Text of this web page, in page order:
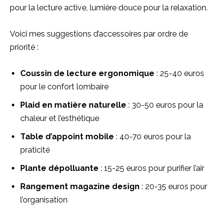
pour la lecture active, lumière douce pour la relaxation.
Voici mes suggestions d’accessoires par ordre de
priorité :
Coussin de lecture ergonomique : 25-40 euros
pour le confort lombaire
Plaid en matière naturelle : 30-50 euros pour la
chaleur et l’esthétique
Table d’appoint mobile : 40-70 euros pour la
praticité
Plante dépolluante : 15-25 euros pour purifier l’air
Rangement magazine design : 20-35 euros pour
l’organisation